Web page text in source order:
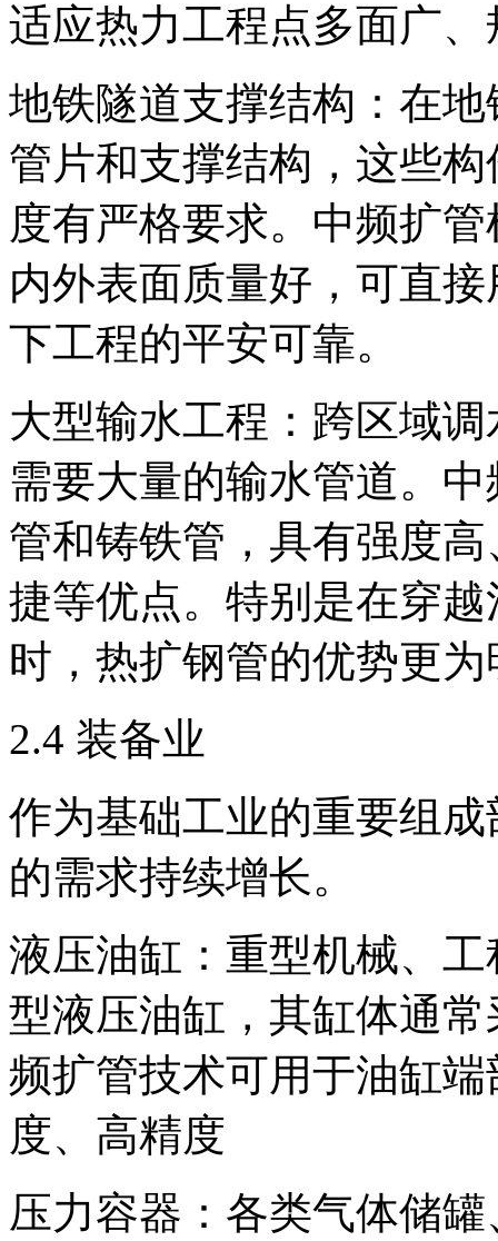
适应热力工程点多面广
地铁隧道支撑结构：在
管片和支撑结构，这些
度有严格要求。中频扩
内外表面质量好，可直
下工程的平安可靠。
大型输水工程：跨区域
需要大量的输水管道。
管和铸铁管，具有强度
捷等优点。特别是在穿
时，热扩钢管的优势更为
2.4 装备业
作为基础工业的重要组
的需求持续增长。
液压油缸：重型机械、
型液压油缸，其缸体通
频扩管技术可用于油缸
度、高精度
压力容器：各类气体储